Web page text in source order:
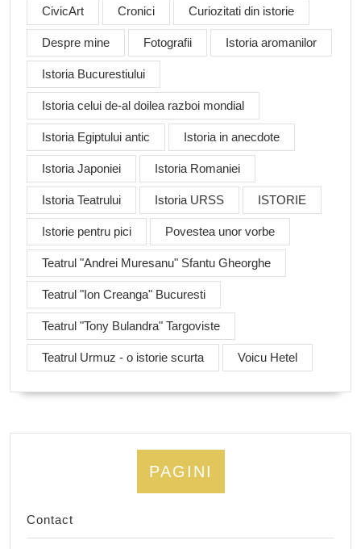
CivicArt Cronici Curiozitati din istorie
Despre mine Fotografii Istoria aromanilor
Istoria Bucurestiului
Istoria celui de-al doilea razboi mondial
Istoria Egiptului antic Istoria in anecdote
Istoria Japoniei Istoria Romaniei
Istoria Teatrului Istoria URSS ISTORIE
Istorie pentru pici Povestea unor vorbe
Teatrul "Andrei Muresanu" Sfantu Gheorghe
Teatrul "Ion Creanga" Bucuresti
Teatrul "Tony Bulandra" Targoviste
Teatrul Urmuz - o istorie scurta Voicu Hetel
PAGINI
Contact